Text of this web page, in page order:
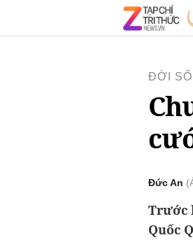
ĐỜI
Đức An
Trước
Quốc